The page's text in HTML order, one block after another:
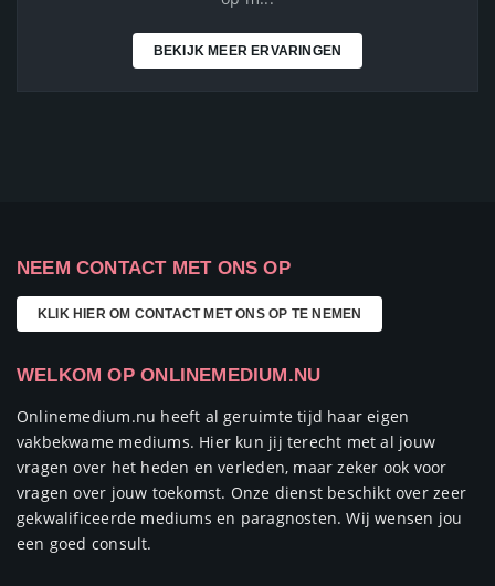
BEKIJK MEER ERVARINGEN
NEEM CONTACT MET ONS OP
KLIK HIER OM CONTACT MET ONS OP TE NEMEN
WELKOM OP ONLINEMEDIUM.NU
Onlinemedium.nu heeft al geruimte tijd haar eigen
vakbekwame mediums. Hier kun jij terecht met al jouw
vragen over het heden en verleden, maar zeker ook voor
vragen over jouw toekomst. Onze dienst beschikt over zeer
gekwalificeerde mediums en paragnosten. Wij wensen jou
een goed consult.